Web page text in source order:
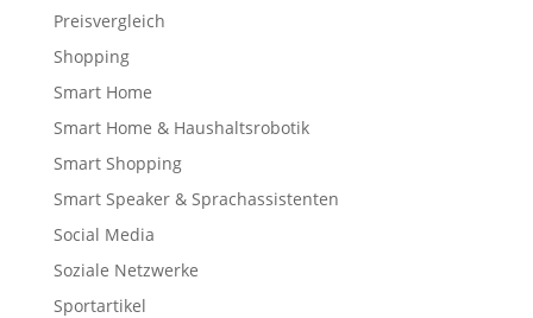
Preisvergleich
Shopping
Smart Home
Smart Home & Haushaltsrobotik
Smart Shopping
Smart Speaker & Sprachassistenten
Social Media
Soziale Netzwerke
Sportartikel